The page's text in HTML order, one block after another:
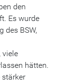
den
Es wurde
des BSW,
viele
hätten.
stärker